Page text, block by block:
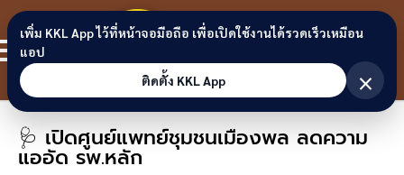
Skip to content
ขอนแก่น
ลิงก์
🩺 เปิดศูนย์แพทย์ชุมชนเมืองพล ลดความ
แออัด รพ.หลัก
เพิ่ม KKL App ไว้ที่หน้าจอมือถือ เพื่อเปิดใช้งานได้รวดเร็วเหมือน
แอป
ติดตั้ง KKL App
×